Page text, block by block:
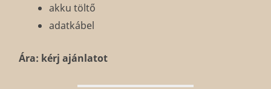
akku töltő
adatkábel
Ára: kérj ajánlatot